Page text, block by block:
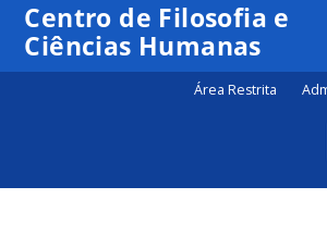
Centro de Filosofia e
Ciências Humanas
Área Restrita